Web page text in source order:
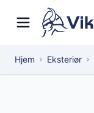
Hopp til innhold
Hjem Eksteriør